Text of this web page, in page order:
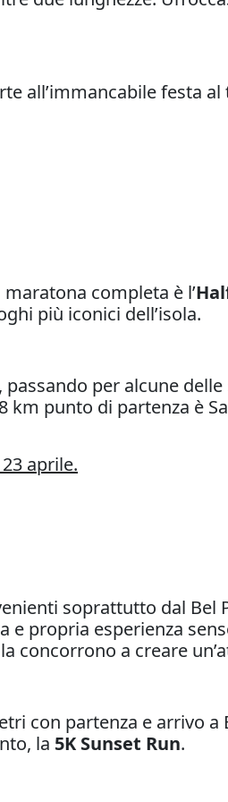
all’immancabile festa
completa è l’
più iconici dell’isola.
per alcune
punto di partenza è
aprile.
soprattutto dal Bel
e propria esperienza
concorrono a creare
con partenza e arrivo a
la 5K Sunset Run.